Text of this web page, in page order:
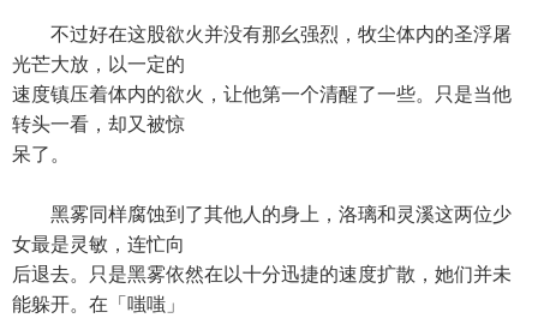
不过好在这股欲火并没有那幺强烈，牧尘体内的圣浮屠
光芒大放，以一定的
速度镇压着体内的欲火，让他第一个清醒了一些。只是当他
转头一看，却又被惊
呆了。
黑雾同样腐蚀到了其他人的身上，洛璃和灵溪这两位少
女最是灵敏，连忙向
后退去。只是黑雾依然在以十分迅捷的速度扩散，她们并未
能躲开。在「嗤嗤」